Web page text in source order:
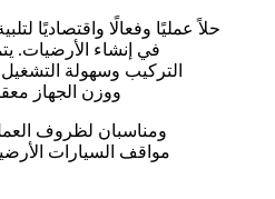
حلاً عمليًا وفعالًا واقتصاديًا
في إنشاء الأرضيات.
التركيب وسهولة
ووزن الجهاز
مواقف السيارات